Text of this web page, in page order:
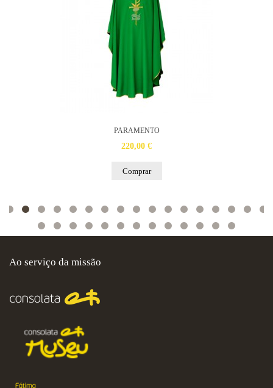
PARAMENTO
220,00 €
Comprar
Ao serviço da missão